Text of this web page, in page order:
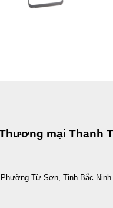
mại Thanh
Từ Sơn, Tỉnh Bắc Ninh